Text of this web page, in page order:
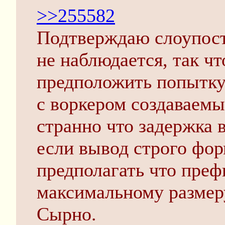
>>255582
Подтверждаю
не наблюдается, так
предположить
с воркером
странно что задержка
если вывод строго
предполагать что
максимальному
Сырно.